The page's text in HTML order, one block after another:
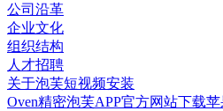
公司沿革
企业文化
组织结构
人才招聘
关于泡芙短视频安装
Oven精密泡芙APP官方网站下载苹